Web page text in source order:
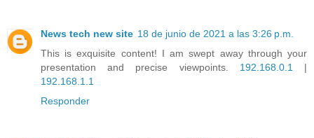
News tech new site 18 de junio de 2021 a las 3:26 p.m.
This is exquisite content! I am swept away through your
presentation and precise viewpoints. 192.168.0.1|
192.168.1.1
Responder